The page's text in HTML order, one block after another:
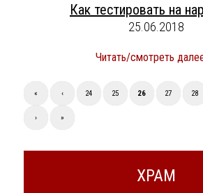
Как тестировать на
25.06.2018
Читать/смотреть
« ‹ 24 25 26 27 28
› »
ХРАМ